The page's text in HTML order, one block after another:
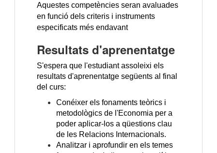
Aquestes competències seran avaluades
en funció dels criteris i instruments
especificats més endavant
Resultats d'aprenentatge
S'espera que l'estudiant assoleixi els
resultats d'aprenentatge següents al final
del curs:
Conéixer els fonaments teòrics i
metodològics de l'Economia per a
poder aplicar-los a qüestions clau
de les Relacions Internacionals.
Analitzar i aprofundir en els temes